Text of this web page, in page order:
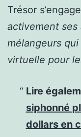
Trésor
activement
mélangeurs
virtuelle pour
Lire
siphonné
dollars en